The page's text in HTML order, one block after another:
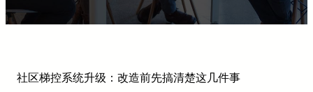
社区梯控系统升级：改造前先搞清楚这几件事